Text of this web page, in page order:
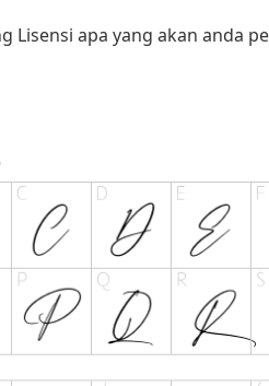
Lisensi apa yang akan anda